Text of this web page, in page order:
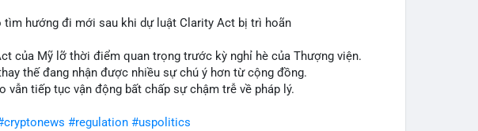
tìm hướng đi mới sau khi dự luật Clarity Act bị trì hoãn
của Mỹ lỡ thời điểm quan trọng trước kỳ nghỉ hè của Thượng viện.
thế đang nhận được nhiều sự chú ý hơn từ cộng đồng.
vẫn tiếp tục vận động bất chấp sự chậm trễ về pháp lý.
#regulation #uspolitics